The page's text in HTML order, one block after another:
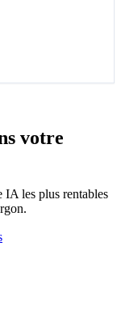
votre
IA les plus rentables